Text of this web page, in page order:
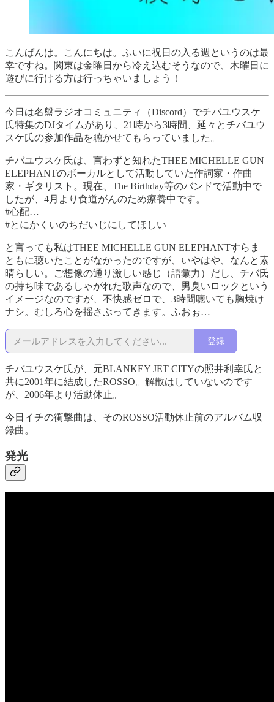
こんばんは。こんにちは。ふいに祝日の入る週というのは最
幸ですね。関東は金曜日から冷え込むそうなので、木曜日に
遊びに行ける方は行っちゃいましょう！
今日は名盤ラジオコミュニティ（Discord）でチバユウスケ
氏特集のDJタイムがあり、21時から3時間、延々とチバユウ
スケ氏の参加作品を聴かせてもらっていました。
チバユウスケ氏は、言わずと知れたTHEE MICHELLE GUN
ELEPHANTのボーカルとして活動していた作詞家・作曲
家・ギタリスト。現在、The Birthday等のバンドで活動中で
したが、4月より食道がんのため療養中です。
#心配…
#とにかくいのちだいじにしてほしい
と言っても私はTHEE MICHELLE GUN ELEPHANTすらま
ともに聴いたことがなかったのですが、いやはや、なんと素
晴らしい。ご想像の通り激しい感じ（語彙力）だし、チバ氏
の持ち味であるしゃがれた歌声なので、男臭いロックという
イメージなのですが、不快感ゼロで、3時間聴いても胸焼け
ナシ。むしろ心を揺さぶってきます。ふおぉ…
登録
チバユウスケ氏が、元BLANKEY JET CITYの照井利幸氏と
共に2001年に結成したROSSO。解散はしていないのです
が、2006年より活動休止。
今日イチの衝撃曲は、そのROSSO活動休止前のアルバム収
録曲。
発光